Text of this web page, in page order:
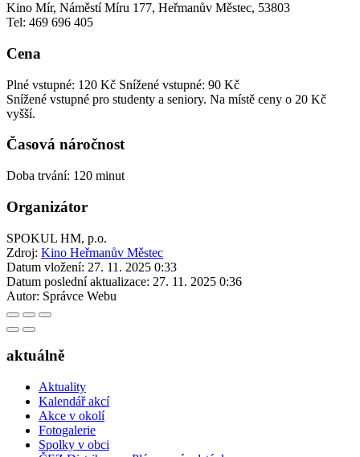
Kino Mír, Náměstí Míru 177, Heřmanův Městec, 53803
Tel: 469 696 405
Cena
Plné vstupné: 120 Kč Snížené vstupné: 90 Kč
Snížené vstupné pro studenty a seniory. Na místě ceny o 20 Kč
vyšší.
Časová náročnost
Doba trvání: 120 minut
Organizátor
SPOKUL HM, p.o.
Zdroj: Kino Heřmanův Městec
Datum vložení: 27. 11. 2025 0:33
Datum poslední aktualizace: 27. 11. 2025 0:36
Autor: Správce Webu
aktuálně
Aktuality
Kalendář akcí
Akce v okolí
Fotogalerie
Spolky v obci